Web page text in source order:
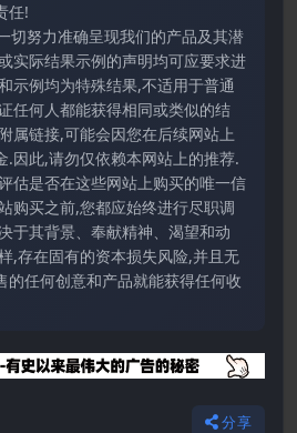
任!
切努力准确呈现我们的产品及其潜
实际结果示例的声明均可应要求进
示例均为特殊结果,不适用于普通
任何人都能获得相同或类似的结
属链接,可能会因您在后续网站上
.因此,请勿仅依赖本网站上的推荐.
估是否在这些网站上购买的唯一信
购买之前,您都应始终进行尽职调
于其背景、奉献精神、渴望和动
,存在固有的资本损失风险,并且无
的任何创意和产品就能获得任何收
分享